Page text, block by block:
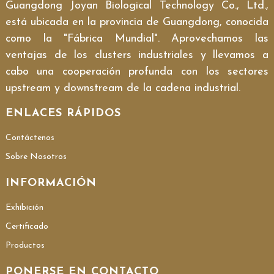
Guangdong Joyan Biological Technology Co., Ltd.,
está ubicada en la provincia de Guangdong, conocida
como la "Fábrica Mundial". Aprovechamos las
ventajas de los clusters industriales y llevamos a
cabo una cooperación profunda con los sectores
upstream y downstream de la cadena industrial.
ENLACES RÁPIDOS
Contáctenos
Sobre Nosotros
INFORMACIÓN
Exhibición
Certificado
Productos